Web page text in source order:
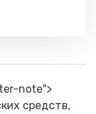
note">
средств,